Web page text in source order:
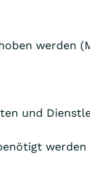
werden
und
werden